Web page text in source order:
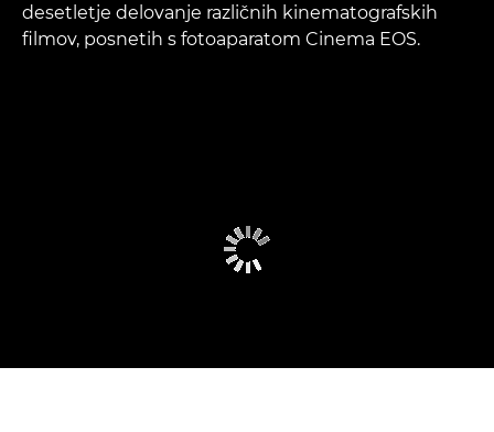
desetletje delovanje različnih kinematografskih
filmov, posnetih s fotoaparatom Cinema EOS.